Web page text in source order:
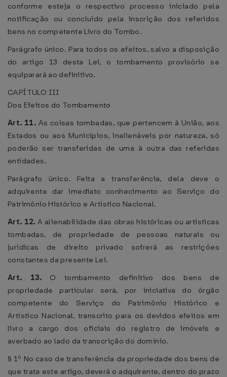
conforme esteja o respectivo processo iniciado pela
notificação ou concluído pela inscrição dos referidos
bens no competente Livro do Tombo.
Parágrafo único. Para todos os efeitos, salvo a disposição
do artigo 13 desta Lei, o tombamento provisório se
equiparará ao definitivo.
CAPÍTULO III
Dos Efeitos do Tombamento
Art. 11. As coisas tombadas, que pertencem à União, aos
Estados ou aos Municípios, inalienáveis por natureza, só
poderão ser transferidas de uma à outra das referidas
entidades.
Parágrafo único. Feita a transferência, dela deve o
adquirente dar imediato conhecimento ao Serviço do
Patrimônio Histórico e Artístico Nacional.
Art. 12. A alienabilidade das obras históricas ou artísticas
tombadas, de propriedade de pessoas naturais ou
jurídicas de direito privado sofrerá as restrições
constantes da presente Lei.
Art. 13. O tombamento definitivo dos bens de
propriedade particular será, por iniciativa do órgão
competente do Serviço do Patrimônio Histórico e
Artístico Nacional, transcrito para os devidos efeitos em
livro a cargo dos oficiais do registro de imóveis e
averbado ao lado da transcrição do domínio.
§ 1º No caso de transferência da propriedade dos bens de
que trata este artigo, deverá o adquirente, dentro do prazo